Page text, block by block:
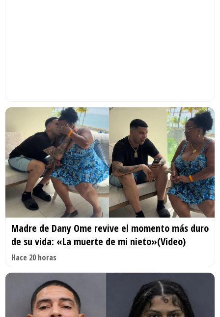
Madre de Dany Ome revive el momento más duro
de su vida: «La muerte de mi nieto»(Video)
Hace 20 horas